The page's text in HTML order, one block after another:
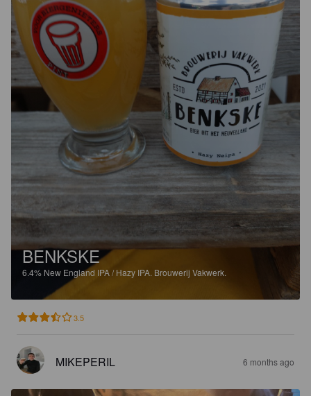
BENKSKE
6.4% New England IPA / Hazy IPA. Brouwerij Vakwerk.
3.5
MIKEPERIL 6 months ago